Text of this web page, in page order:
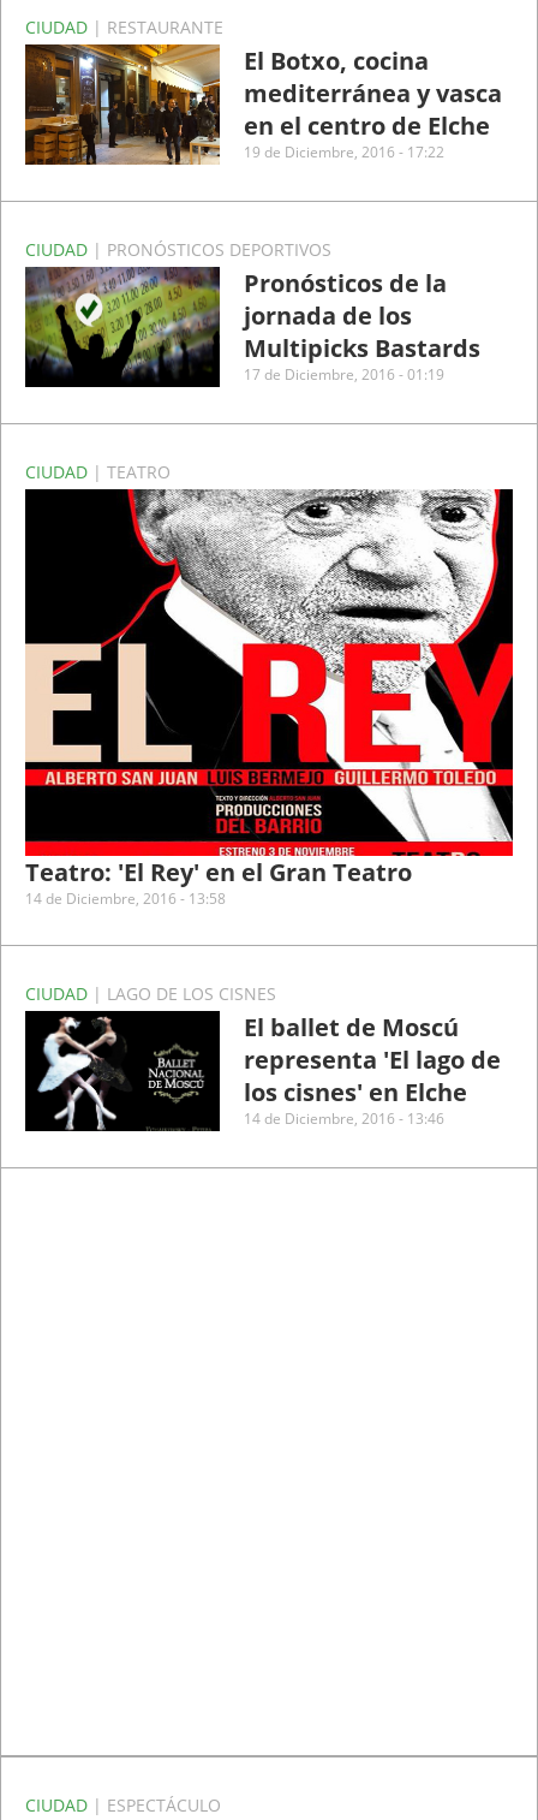
CIUDAD | RESTAURANTE
El Botxo, cocina
mediterránea y vasca
en el centro de Elche
19 de Diciembre, 2016 - 17:22
CIUDAD | PRONÓSTICOS DEPORTIVOS
Pronósticos de la
jornada de los
Multipicks Bastards
17 de Diciembre, 2016 - 01:19
CIUDAD | TEATRO
Teatro: 'El Rey' en el Gran Teatro
14 de Diciembre, 2016 - 13:58
CIUDAD | LAGO DE LOS CISNES
El ballet de Moscú
representa 'El lago de
los cisnes' en Elche
14 de Diciembre, 2016 - 13:46
CIUDAD | ESPECTÁCULO